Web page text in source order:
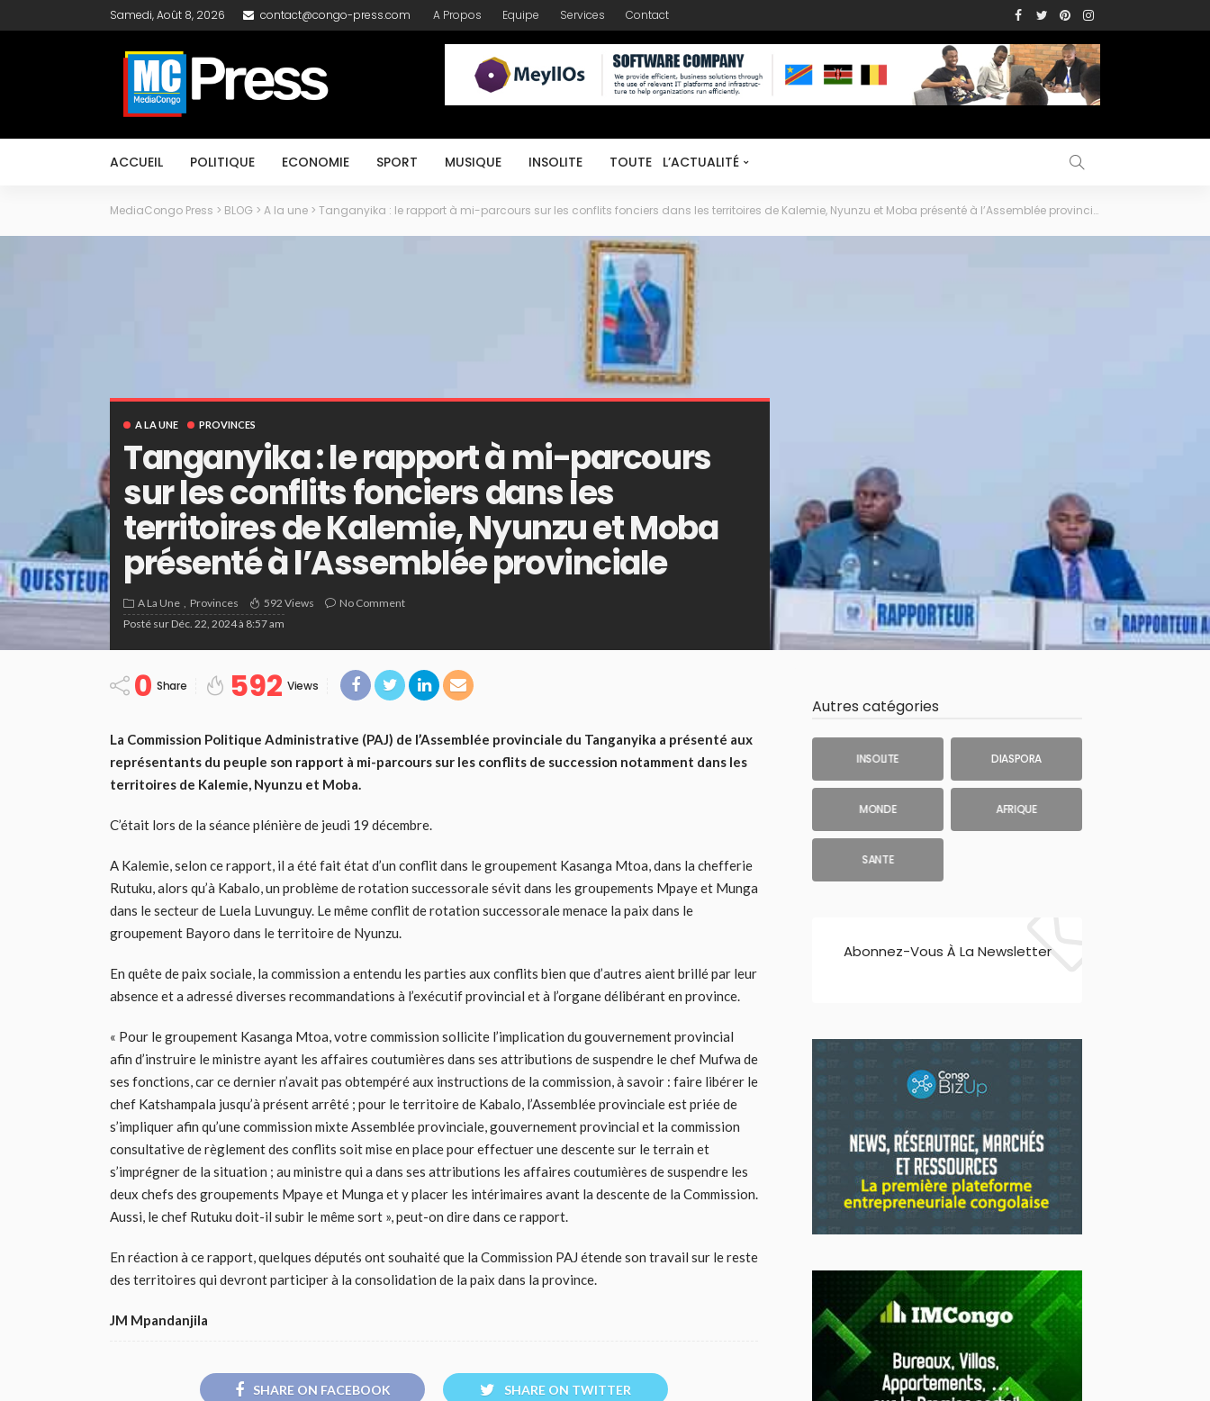
Samedi, Août 8, 2026 contact@congo-press.com A Propos Equipe Services Contact
ACCUEIL POLITIQUE ECONOMIE SPORT MUSIQUE INSOLITE TOUTE L’ACTUALITÉ
MediaCongo Press > BLOG > A la une > Tanganyika : le rapport à mi-parcours sur les conflits fonciers dans les territoires de Kalemie, Nyunzu et Moba présenté à l’Assemblée provinciale
A LA UNE PROVINCES
Tanganyika : le rapport à mi-parcours
sur les conflits fonciers dans les
territoires de Kalemie, Nyunzu et Moba
présenté à l’Assemblée provinciale
A La Une Provinces 592 Views
No Comment
Posté sur Déc. 22, 2024 à 8:57 am
0 Share 592 Views
La Commission Politique Administrative (PAJ) de l’Assemblée provinciale du Tanganyika a présenté aux
représentants du peuple son rapport à mi-parcours sur les conflits de succession notamment dans les
territoires de Kalemie, Nyunzu et Moba.
C’était lors de la séance plénière de jeudi 19 décembre.
A Kalemie, selon ce rapport, il a été fait état d’un conflit dans le groupement Kasanga Mtoa, dans la chefferie
Rutuku, alors qu’à Kabalo, un problème de rotation successorale sévit dans les groupements Mpaye et Munga
dans le secteur de Luela Luvunguy. Le même conflit de rotation successorale menace la paix dans le
groupement Bayoro dans le territoire de Nyunzu.
En quête de paix sociale, la commission a entendu les parties aux conflits bien que d’autres aient brillé par leur
absence et a adressé diverses recommandations à l’exécutif provincial et à l’organe délibérant en province.
« Pour le groupement Kasanga Mtoa, votre commission sollicite l’implication du gouvernement provincial
afin d’instruire le ministre ayant les affaires coutumières dans ses attributions de suspendre le chef Mufwa de
ses fonctions, car ce dernier n’avait pas obtempéré aux instructions de la commission, à savoir : faire libérer le
chef Katshampala jusqu’à présent arrêté ; pour le territoire de Kabalo, l’Assemblée provinciale est priée de
s’impliquer afin qu’une commission mixte Assemblée provinciale, gouvernement provincial et la commission
consultative de règlement des conflits soit mise en place pour effectuer une descente sur le terrain et
s’imprégner de la situation ; au ministre qui a dans ses attributions les affaires coutumières de suspendre les
deux chefs des groupements Mpaye et Munga et y placer les intérimaires avant la descente de la Commission.
Aussi, le chef Rutuku doit-il subir le même sort », peut-on dire dans ce rapport.
En réaction à ce rapport, quelques députés ont souhaité que la Commission PAJ étende son travail sur le reste
des territoires qui devront participer à la consolidation de la paix dans la province.
JM Mpandanjila
SHARE ON FACEBOOK SHARE ON TWITTER
Autres catégories
INSOLITE DIASPORA
MONDE AFRIQUE
SANTE
Abonnez-Vous À La Newsletter